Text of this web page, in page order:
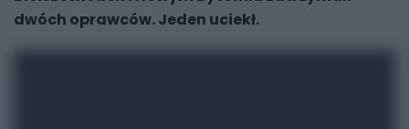
dwóch oprawców. Jeden uciekł.